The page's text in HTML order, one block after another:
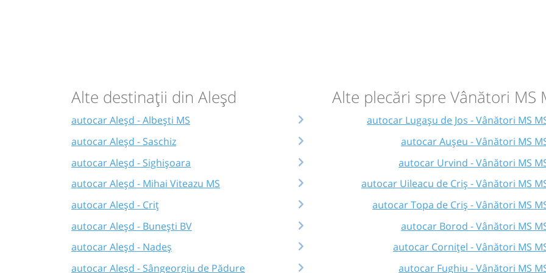
Alte destinații din Aleșd
autocar Aleșd - Albești MS
autocar Aleșd - Saschiz
autocar Aleșd - Sighișoara
autocar Aleșd - Mihai Viteazu MS
autocar Aleșd - Criț
autocar Aleșd - Bunești BV
autocar Aleșd - Nadeș
autocar Aleșd - Sângeorgiu de Pădure
Alte plecări spre Vânători MS
autocar Lugașu de Jos - Vânători MS
autocar Aușeu - Vânători MS
autocar Urvind - Vânători MS
autocar Uileacu de Criș - Vânători MS
autocar Topa de Criș - Vânători MS
autocar Borod - Vânători MS
autocar Cornițel - Vânători MS
autocar Fughiu - Vânători MS